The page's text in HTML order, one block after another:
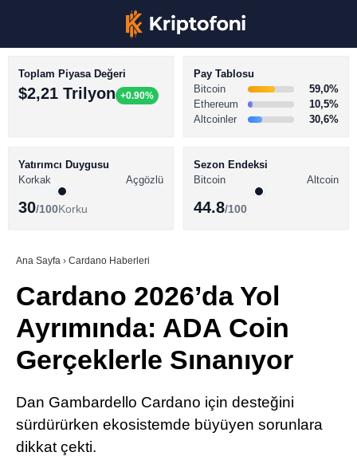
Youtube
TikTok
Pinterest
LinkedIn
BİTCOİN HABERLERİ
ALTCOİN HABERLERİ
SÖZLÜK
Toplam Piyasa Değeri
$2,21 Trilyon +0.90%
Pay Tablosu
Bitcoin
59,0%
Ethereum
10,5%
Altcoinler
30,6%
Yatırımcı Duygusu
Korkak
Açgözlü
30/100Korku
Sezon Endeksi
Bitcoin
Altcoin
44.8/100
Ana Sayfa › Cardano Haberleri
Cardano 2026’da Yol
Ayrımında: ADA Coin
Gerçeklerle Sınanıyor
Dan Gambardello Cardano için desteğini
sürdürürken ekosistemde büyüyen sorunlara
dikkat çekti.